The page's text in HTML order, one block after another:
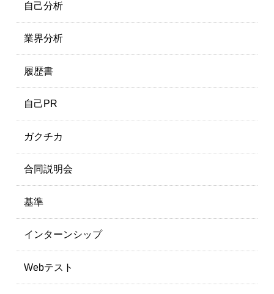
自己分析
業界分析
履歴書
自己PR
ガクチカ
合同説明会
基準
インターンシップ
Webテスト